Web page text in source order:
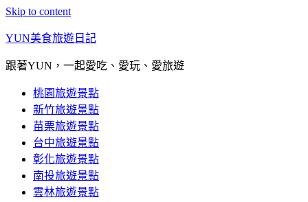
Skip to content
YUN美食旅遊日記
跟著YUN，一起愛吃、愛玩、愛旅遊
桃園旅遊景點
新竹旅遊景點
苗栗旅遊景點
台中旅遊景點
彰化旅遊景點
南投旅遊景點
雲林旅遊景點